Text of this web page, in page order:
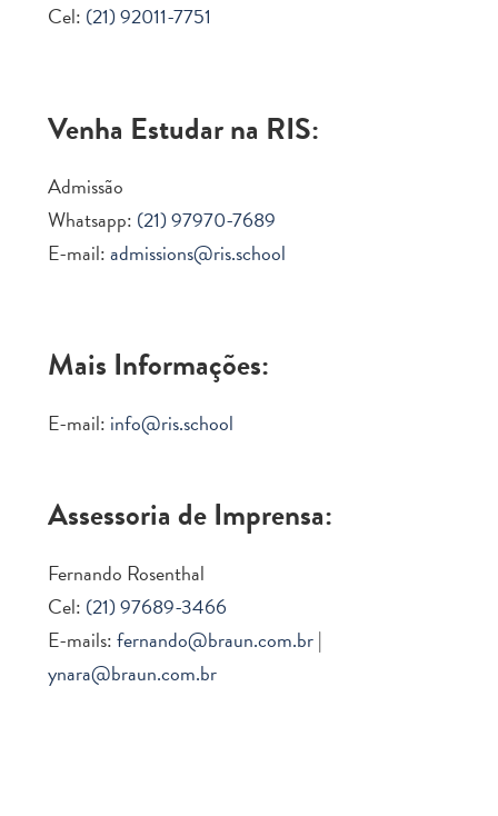
Cel: (21) 92011-7751
Venha Estudar na RIS:
Admissão
Whatsapp: (21) 97970-7689
E-mail:admissions@ris.school
Mais Informações:
E-mail: info@ris.school
Assessoria de Imprensa:
Fernando Rosenthal
Cel: (21) 97689-3466
E-mails:fernando@braun.com.br|
ynara@braun.com.br